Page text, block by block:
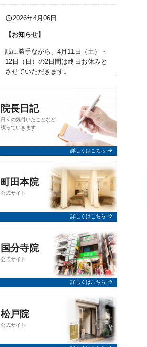
query_builder2026年4月06日
【お知らせ】
誠に勝手ながら、4月11日（土）・
12日（日）の2日間は終日お休みと
させていただきます。
何卒、よろしくお願い申し上げま
query_builder2026年2月24日
誠に勝手ながら、令和8年3月7日
（土）は終日お休みとさせていた
だきます。
何卒、よろしくお願い申し上げま
2025年12月10日
【年末年始 休業のお知らせ】
令和7年12月31日（水）～ 令和8年
1月5日（月）まで終日休業とさせ
ていただきます。 年始は1月6日
（火）より通常通り営業いたしま
す。
何卒、よろしくお願い申し上げま
院長日記
日々の気付いたことなど
綴っていきます
詳しくはこちら arrow_forward
町田本院
公式サイト
詳しくはこちら arrow_forward
国分寺院
公式サイト
詳しくはこちら arrow_forward
松戸院
公式サイト